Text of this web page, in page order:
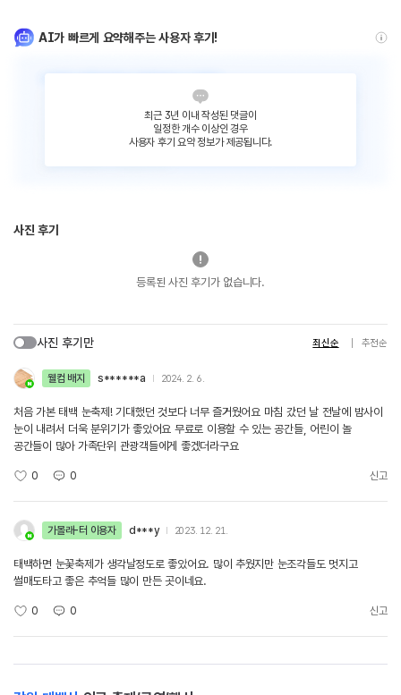
AI가 빠르게 요약해주는 사용자 후기!
최근 3년 이내 작성된 댓글이
일정한 개수 이상인 경우
사용자 후기 요약 정보가 제공됩니다.
사진 후기
등록된 사진 후기가 없습니다.
사진 후기만 최신순 추천순
웰컴 배지 s******a 2024. 2. 6.
처음 가본 태백 눈축제! 기대했던 것보다 너무 즐거웠어요 마침 갔던 날 전날에 밤사이
눈이 내려서 더욱 분위기가 좋았어요 무료로 이용할 수 있는 공간들, 어린이 놀
공간들이 많아 가족단위 관광객들에게 좋겠더라구요
0 0 신고
가볼래-터 이용자 d***y 2023. 12. 21.
태백하면 눈꽃축제가 생각날정도로 좋았어요. 많이 추웠지만 눈조각들도 멋지고
썰매도타고 좋은 추억들 많이 만든 곳이네요.
0 0 신고